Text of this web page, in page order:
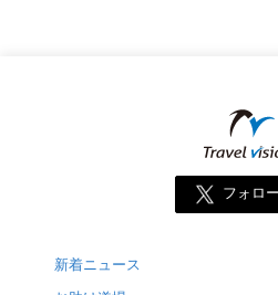
フォロ
新着ニュース